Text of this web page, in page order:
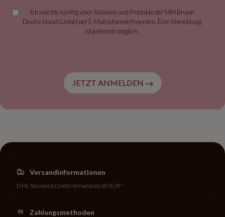
Ich möchte künftig über Aktionen und Produkte der MM Brown
Deutschland GmbH per E-Mail informiert werden. Eine Abmeldung
ist jederzeit möglich.
JETZT ANMELDEN
Versandinformationen
DHL Standard Gratis Versand ab 60 EUR*
Zahlungsmethoden